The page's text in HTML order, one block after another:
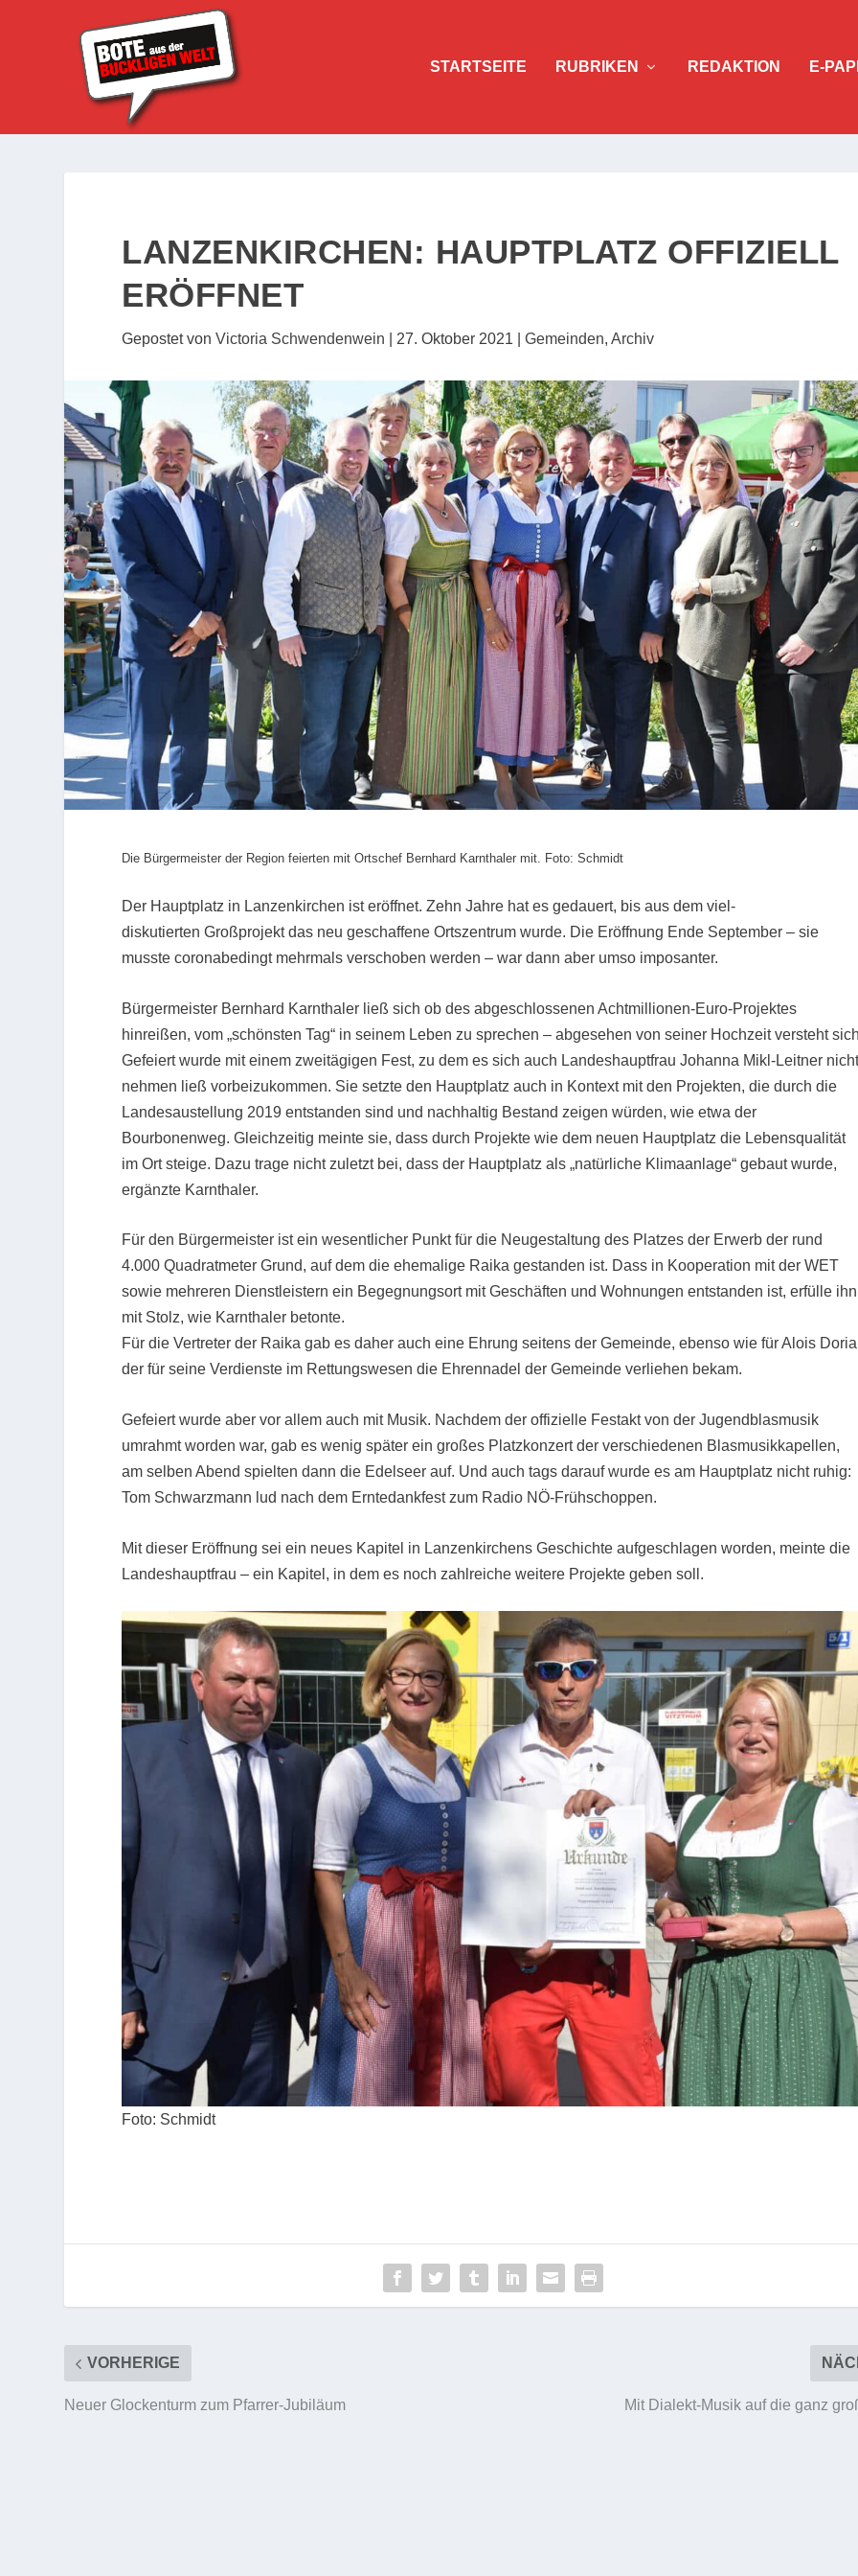
STARTSEITE RUBRIKEN REDAKTION E-
LANZENKIRCHEN: HAUPTPLATZ OFFIZIELL
ERÖFFNET
Gepostet vonVictoria Schwendenwein 27. Oktober 2021 |Gemeinden,Archiv
Die Bürgermeister der Region feierten mit Ortschef Bernhard Karnthaler mit. Foto: Schmidt
Der Hauptplatz in Lanzenkirchen ist eröffnet. Zehn Jahre hat es gedauert, bis aus dem viel-
diskutierten Großprojekt das neu geschaffene Ortszentrum wurde. Die Eröffnung Ende September – sie
musste coronabedingt mehrmals verschoben werden – war dann aber umso imposanter.
Bürgermeister Bernhard Karnthaler ließ sich ob des abgeschlossenen Achtmillionen-Euro-Projektes
hinreißen, vom „schönsten Tag“ in seinem Leben zu sprechen – abgesehen von seiner Hochzeit versteht
Gefeiert wurde mit einem zweitägigen Fest, zu dem es sich auch Landeshauptfrau Johanna Mikl-Leitner
nehmen ließ vorbeizukommen. Sie setzte den Hauptplatz auch in Kontext mit den Projekten, die durch die
Landesaustellung 2019 entstanden sind und nachhaltig Bestand zeigen würden, wie etwa der
Bourbonenweg. Gleichzeitig meinte sie, dass durch Projekte wie dem neuen Hauptplatz die Lebensqualität
im Ort steige. Dazu trage nicht zuletzt bei, dass der Hauptplatz als „natürliche Klimaanlage“ gebaut wurde,
ergänzte Karnthaler.
Für den Bürgermeister ist ein wesentlicher Punkt für die Neugestaltung des Platzes der Erwerb der rund
4.000 Quadratmeter Grund, auf dem die ehemalige Raika gestanden ist. Dass in Kooperation mit der WET
sowie mehreren Dienstleistern ein Begegnungsort mit Geschäften und Wohnungen entstanden ist, erfülle ihn
mit Stolz, wie Karnthaler betonte.
Für die Vertreter der Raika gab es daher auch eine Ehrung seitens der Gemeinde, ebenso wie für Alois
der für seine Verdienste im Rettungswesen die Ehrennadel der Gemeinde verliehen bekam.
Gefeiert wurde aber vor allem auch mit Musik. Nachdem der offizielle Festakt von der Jugendblasmusik
umrahmt worden war, gab es wenig später ein großes Platzkonzert der verschiedenen Blasmusikkapellen,
am selben Abend spielten dann die Edelseer auf. Und auch tags darauf wurde es am Hauptplatz nicht ruhig:
Tom Schwarzmann lud nach dem Erntedankfest zum Radio NÖ-Frühschoppen.
Mit dieser Eröffnung sei ein neues Kapitel in Lanzenkirchens Geschichte aufgeschlagen worden, meinte die
Landeshauptfrau – ein Kapitel, in dem es noch zahlreiche weitere Projekte geben soll.
Foto: Schmidt
VORHERIGE
Neuer Glockenturm zum Pfarrer-Jubiläum Mit Dialekt-Musik auf die ganz